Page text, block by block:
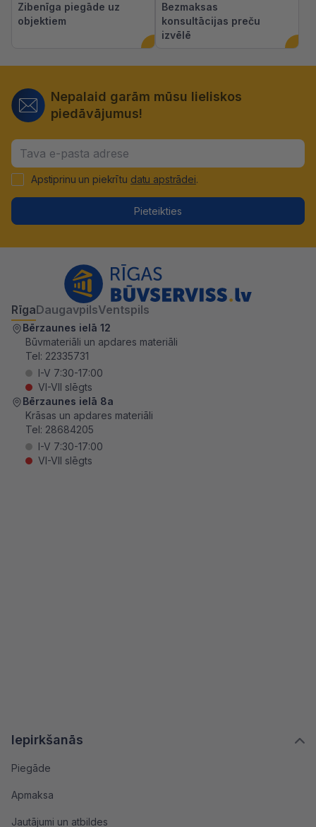
Zibenīga piegāde uz
objektiem
Bezmaksas
konsultācijas preču
izvēlē
Nepalaid garām mūsu lieliskos
piedāvājumus!
Apstiprinu un piekrītu datu apstrādei.
Pieteikties
Iepirkšanās
Piegāde
Apmaksa
Jautājumi un atbildes
RīgaDaugavpilsVentspils
Bērzaunes ielā 12
Būvmateriāli un apdares materiāli
Tel: 22335731
I-V 7:30-17:00
VI-VII slēgts
Bērzaunes ielā 8a
Krāsas un apdares materiāli
Tel: 28684205
I-V 7:30-17:00
VI-VII slēgts